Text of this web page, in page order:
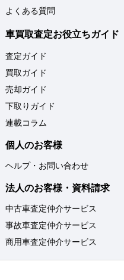
よくある質問
車買取査定お役立ちガイド
査定ガイド
買取ガイド
売却ガイド
下取りガイド
連載コラム
個人のお客様
ヘルプ・お問い合わせ
法人のお客様・資料請求
中古車査定仲介サービス
事故車査定仲介サービス
商用車査定仲介サービス